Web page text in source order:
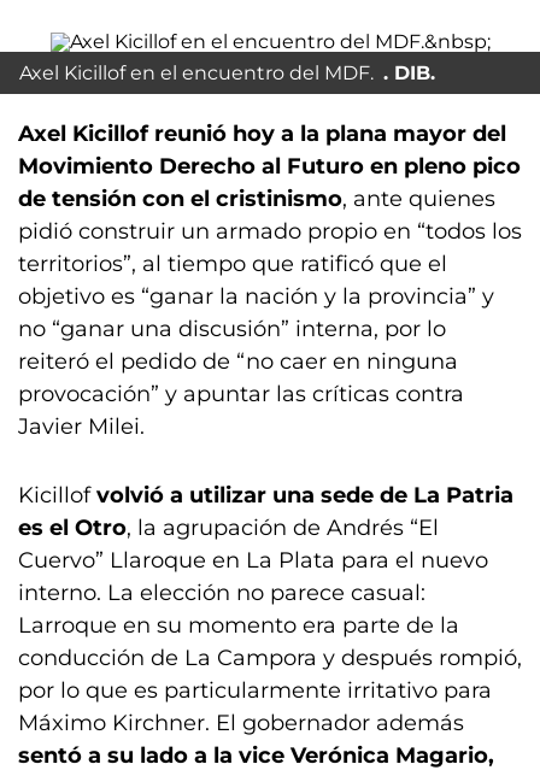
Axel Kicillof en el encuentro del MDF. DIB.
Axel Kicillof reunió hoy a la plana mayor del
Movimiento Derecho al Futuro en pleno pico
de tensión con el cristinismo, ante quienes
pidió construir un armado propio en “todos los
territorios”, al tiempo que ratificó que el
objetivo es “ganar la nación y la provincia” y
no “ganar una discusión” interna, por lo
reiteró el pedido de “no caer en ninguna
provocación” y apuntar las críticas contra
Javier Milei.
Kicillofvolvió a utilizar una sede de La Patria
es el Otro, la agrupación de Andrés “El
Cuervo” Llaroque en La Plata para el nuevo
interno. La elección no parece casual:
Larroque en su momento era parte de la
conducción de La Campora y después rompió,
por lo que es particularmente irritativo para
Máximo Kirchner. El gobernador además
sentó a su lado a la vice Verónica Magario,